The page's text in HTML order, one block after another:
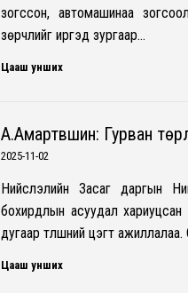
зогссон, автомашинаа
зөрчлийг иргэд зургаар…
Цааш унших
А.Амартүвшин: Гурван
2025-11-02
Нийслэлийн Засаг даргын
бохирдлын асуудал
дугаар түлшний цэгт
Цааш унших